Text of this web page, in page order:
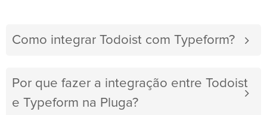
Como integrar Todoist com Typeform?
Por que fazer a integração entre Todoist
e Typeform na Pluga?